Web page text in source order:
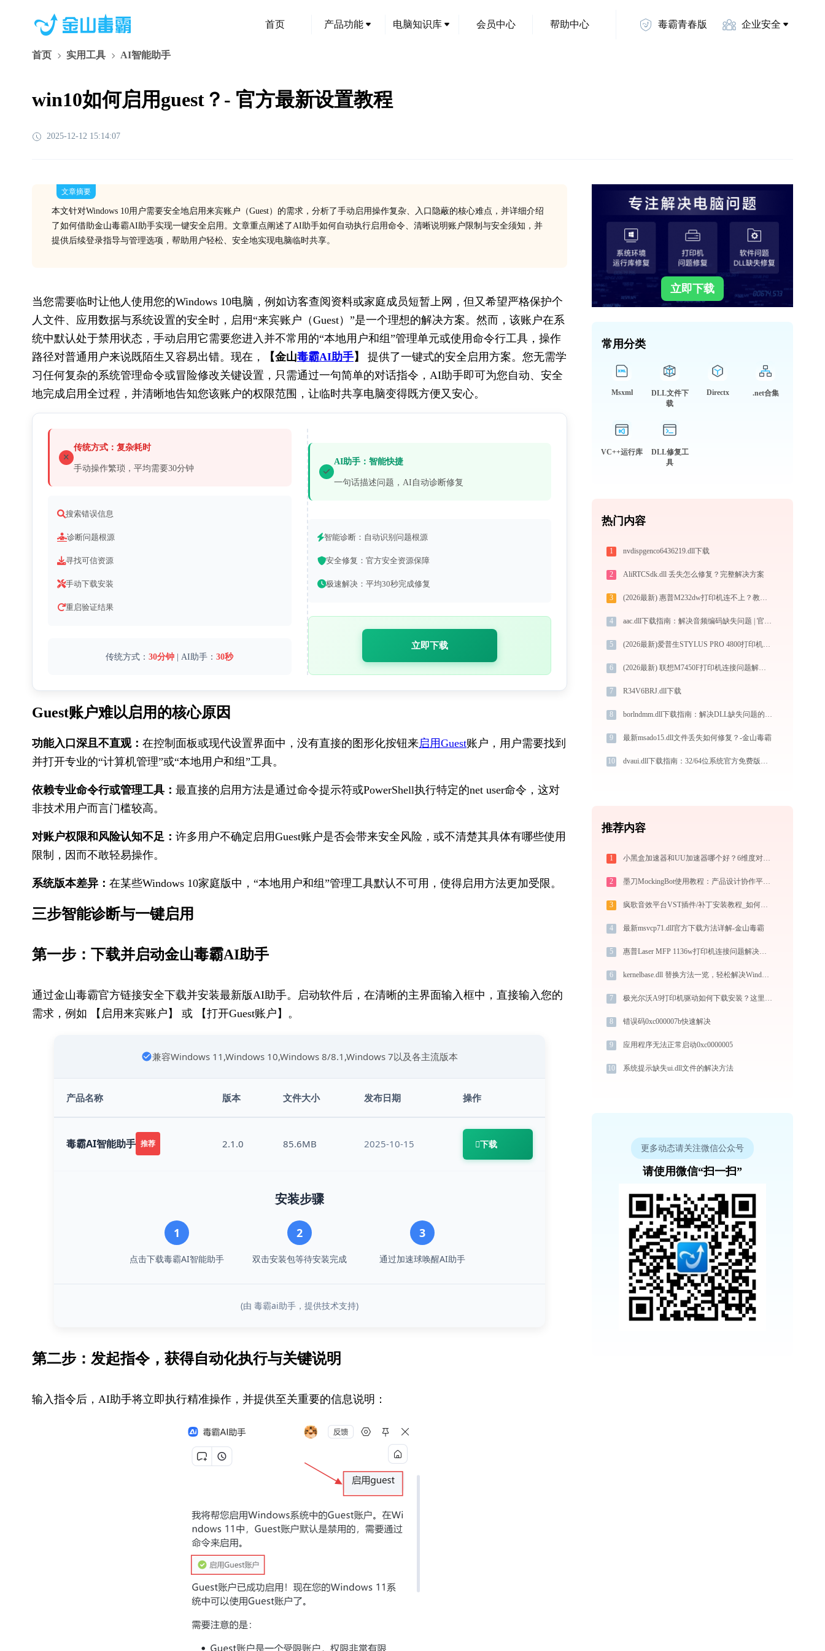
首页 产品功能 电脑知识库 会员中心 帮助中心 毒霸青春版 企业安全
首页 实用工具 AI智能助手
win10如何启用guest？- 官方最新设置教程
2025-12-12 15:14:07
文章摘要
本文针对Windows 10用户需要安全地启用来宾账户（Guest）的需求，分析了手动启用操作复杂、入口隐蔽的核心难点，并详细介绍
了如何借助金山毒霸AI助手实现一键安全启用。文章重点阐述了AI助手如何自动执行启用命令、清晰说明账户限制与安全须知，并
提供后续登录指导与管理选项，帮助用户轻松、安全地实现电脑临时共享。
当您需要临时让他人使用您的Windows 10电脑，例如访客查阅资料或家庭成员短暂上网，但又希望严格保护个
人文件、应用数据与系统设置的安全时，启用“来宾账户（Guest）”是一个理想的解决方案。然而，该账户在系
统中默认处于禁用状态，手动启用它需要您进入并不常用的“本地用户和组”管理单元或使用命令行工具，操作
路径对普通用户来说既陌生又容易出错。现在，
【金山毒霸AI助手】
提供了一键式的安全启用方案。您无需学
习任何复杂的系统管理命令或冒险修改关键设置，只需通过一句简单的对话指令，AI助手即可为您自动、安全
地完成启用全过程，并清晰地告知您该账户的权限范围，让临时共享电脑变得既方便又安心。
传统方式：复杂耗时
手动操作繁琐，平均需要30分钟
搜索错误信息
诊断问题根源
寻找可信资源
手动下载安装
重启验证结果
传统方式：30分钟 | AI助手：30秒
AI助手：智能快捷
一句话描述问题，AI自动诊断修复
智能诊断：自动识别问题根源
安全修复：官方安全资源保障
极速解决：平均30秒完成修复
立即下载
Guest账户难以启用的核心原因
功能入口深且不直观： 在控制面板或现代设置界面中，没有直接的图形化按钮来启用Guest账户，用户需要找到
并打开专业的“计算机管理”或“本地用户和组”工具。
依赖专业命令行或管理工具： 最直接的启用方法是通过命令提示符或PowerShell执行特定的net user命令，这对
非技术用户而言门槛较高。
对账户权限和风险认知不足： 许多用户不确定启用Guest账户是否会带来安全风险，或不清楚其具体有哪些使用
限制，因而不敢轻易操作。
系统版本差异： 在某些Windows 10家庭版中，“本地用户和组”管理工具默认不可用，使得启用方法更加受限。
三步智能诊断与一键启用
第一步：下载并启动金山毒霸AI助手
通过金山毒霸官方链接安全下载并安装最新版AI助手。启动软件后，在清晰的主界面输入框中，直接输入您的
需求，例如 【启用来宾账户】 或 【打开Guest账户】。
兼容Windows 11,Windows 10,Windows 8/8.1,Windows 7以及各主流版本
产品名称 版本 文件大小 发布日期 操作
毒霸AI智能助手 推荐 2.1.0 85.6MB 2025-10-15 下载
安装步骤
1
点击下载毒霸AI智能助手
2
双击安装包等待安装完成
3
通过加速球唤醒AI助手
(由 毒霸ai助手，提供技术支持)
第二步：发起指令，获得自动化执行与关键说明
输入指令后，AI助手将立即执行精准操作，并提供至关重要的信息说明：
立即下载
常用分类
Msxml
DLL文件下
载
Directx .net合集
VC++运行库
DLL修复工
具
热门内容
1 nvdispgenco6436219.dll下载
2 AliRTCSdk.dll 丢失怎么修复？完整解决方案
3 (2026最新) 惠普M232dw打印机连不上？教你解决方法 -金山毒霸
4 aac.dll下载指南：解决音频编码缺失问题 | 官方免费32/64位版本
5 (2026最新)爱普生STYLUS PRO 4800打印机驱动下载与安装教程：新手也能轻松搞定
6 (2026最新) 联想M7450F打印机连接问题解决方法 - 金山毒霸
7 R34V6BRJ.dll下载
8 borlndmm.dll下载指南：解决DLL缺失问题的完整方案
9 最新msado15.dll文件丢失如何修复？-金山毒霸
10 dvaui.dll下载指南：32/64位系统官方免费版DLL文件修复教程
推荐内容
1 小黑盒加速器和UU加速器哪个好？6维度对比指南
2 墨刀MockingBot使用教程：产品设计协作平台从入门到精通
3 疯歌音效平台VST插件/补丁安装教程_如何加载插件效果包
4 最新msvcp71.dll官方下载方法详解-金山毒霸
5 惠普Laser MFP 1136w打印机连接问题解决方法 - 金山毒霸
6 kernelbase.dll 替换方法一览，轻松解决Windows问题 - 金山毒霸
7 极光尔沃A9打印机驱动如何下载安装？这里有你需要的所有信息
8 错误码0xc000007b快速解决
9 应用程序无法正常启动0xc0000005
10 系统提示缺失ui.dll文件的解决方法
更多动态请关注微信公众号
请使用微信“扫一扫”